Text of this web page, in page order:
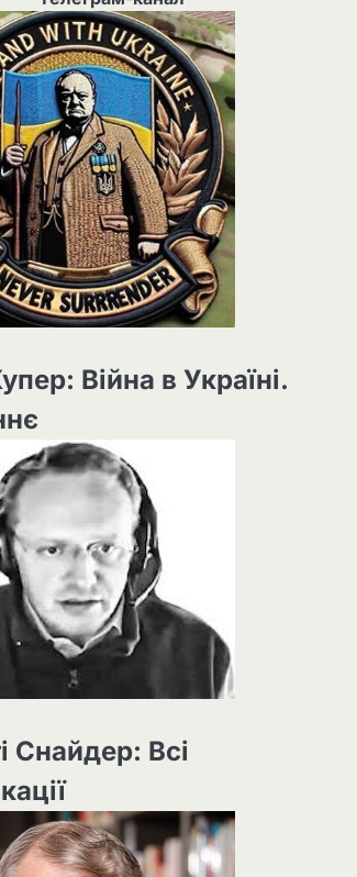
Війна в Україні.
Снайдер: Всі